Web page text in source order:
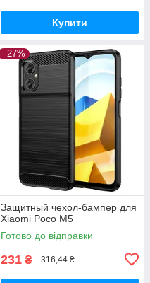
Купити
–27%
Защитный чехол-бампер для
Xiaomi Poco M5
Готово до відправки
231 ₴ 316,44 ₴